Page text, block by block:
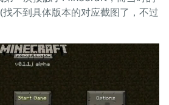
不到具体版本的对应截图了，不过